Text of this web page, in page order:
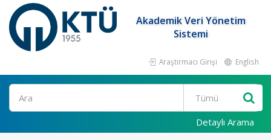
Akademik Veri Yönetim
Sistemi
Araştırmacı Girişi English
Ara
Detaylı Arama